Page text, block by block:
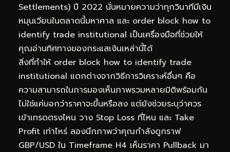
Settlements) ปี 2022 นั่นหมายความว่าทุกวินาทีมีเงิน
หมุนเวียนในตลาดนี้มหาศาล และ order block how to
identify trade institutional เป็นเครื่องมือที่ช่วยให้
คุณอ่านทิศทางของกระแสเงินเหล่านี้ได้
สิ่งที่ทำให้ order block how to identify trade
institutional แตกต่างจากวิธีการวิเคราะห์อื่นๆ คือ
ความสามารถในการมองเห็นภาพรวมหลายมิติพร้อมกัน
ไม่ใช่แค่บอกว่าราคาจะขึ้นหรือลง แต่ยังช่วยระบุว่าควร
เข้าเทรดตรงไหน วาง Stop Loss ที่ไหน และ Take
Profit เท่าไหร่ ลองนึกภาพว่าคุณกำลังดูกราฟ
GBP/USD ใน Timeframe H4 เห็นราคา Pullback มา